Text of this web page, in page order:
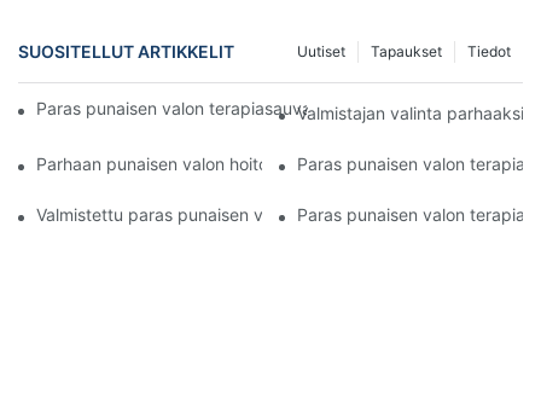
SUOSITELLUT ARTIKKELIT Tiedot
Tapaukset
Uutiset
Paras punaisen valon terapiasauva immuunijärjestelmän
Valmistajan valinta parhaaksi
Parhaan punaisen valon hoitosauvan tärkeimmät ominaisuudet
Paras punaisen valon
Valmistettu paras punaisen valon terapiasauva
Paras punaisen valon